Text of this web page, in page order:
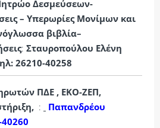
Δεσμεύσεων-
– Υπερωρίες Μονίμων και
βιβλία–
: Σταυροπούλου Ελένη
26210-40258
ΠΔΕ , ΕΚΟ-ΖΕΠ,
:
Παπανδρέου